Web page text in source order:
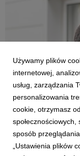
AKTUALNOŚCI
RAPORT:
w branży
3 lipca 2025
Używamy plików
internetowej,
usług, zarządzania
personalizowania
cookie, otrzymasz
sposób
„Ustawienia plików